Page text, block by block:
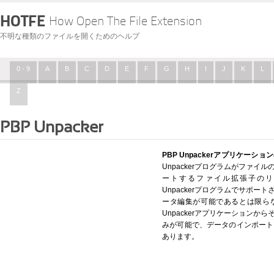
HOTFE How Open The File Extension
不明な種類のファイルを開くためのヘルプ
0 - 9 A B C D E F G H I J K L
Z
PBP Unpacker
PBP Unpackerアプリケーショ
Unpackerプログラムがファイル
ートするファイル拡張子の
Unpackerプログラムでサポート
ータ編集が可能であるとは限ら
Unpackerアプリケーションから
みが可能で、データのインポー
あります。